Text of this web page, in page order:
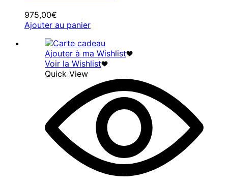
975,00€
Ajouter au panier
Ajouter à ma Wishlist
Voir la Wishlist
Quick View